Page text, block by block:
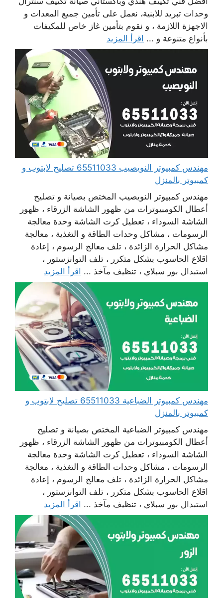
وحدات تبريد للابنية، نعمل على تأمين جميع المعدات و
الاجهزة اللازمة ، و نقوم بتأمين غاز خاص للمكيفات
بأنواع متنوعة و ... اقرأ المزيد
مهندس كمبيوتر النويصيب 65511033 تصليح لابتوب و
كمبيوتر بالمنزل
مهندس كمبيوتر النويصيب المختص بصيانة و تصليح
أعطال الكومبيوترات من ظهور الشاشة الزرقاء ، ظهور
الشاشة السوداء ، تعطيل كرت الشاشة وحدة معالجة
الرسومات ، مشاكل وحدات الطاقة و التغذية ، معالجة
مشاكل الحرارة الزائدة ، تلف معالج الرسوم ، إعادة
اقلاع الحاسوب بشكل متكرر ، تلف التوانزستور ،
استبدال بور سبلاي ، تنظيف مآخذ ... اقرأ المزيد
مهندس كمبيوتر الضباعية 65511033 تصليح لابتوب و
كمبيوتر بالمنزل
مهندس كمبيوتر الضباعية المختص بصيانة و تصليح
أعطال الكومبيوترات من ظهور الشاشة الزرقاء ، ظهور
الشاشة السوداء ، تعطيل كرت الشاشة وحدة معالجة
الرسومات ، مشاكل وحدات الطاقة و التغذية ، معالجة
مشاكل الحرارة الزائدة ، تلف معالج الرسوم ، إعادة
اقلاع الحاسوب بشكل متكرر ، تلف التوانزستور ،
استبدال بور سبلاي ، تنظيف مآخذ ... اقرأ المزيد